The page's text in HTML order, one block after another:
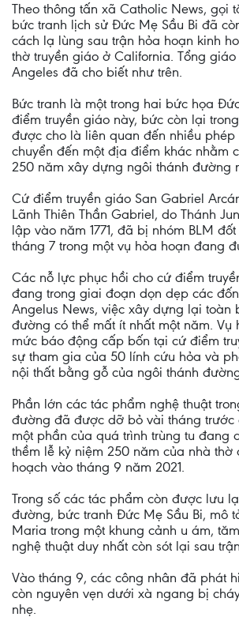
Theo thông tấn xã Catholic News, gọi
bức tranh lịch sử Đức Mẹ Sầu Bi đã
cách lạ lùng sau trận hỏa hoạn kinh
thờ truyền giáo ở California. Tổng giáo
Angeles đã cho biết như trên.
Bức tranh là một trong hai bức họa
điểm truyền giáo này, bức còn lại
được cho là liên quan đến nhiều
chuyển đến một địa điểm khác nhằm
250 năm xây dựng ngôi thánh đường
Cứ điểm truyền giáo San Gabriel
Lãnh Thiên Thần Gabriel, do Thánh
lập vào năm 1771, đã bị nhóm BLM đốt
tháng 7 trong một vụ hỏa hoạn đang
Các nỗ lực phục hồi cho cứ điểm
đang trong giai đoạn dọn dẹp các
Angelus News, việc xây dựng lại toàn
đường có thể mất ít nhất một năm. Vụ
mức báo động cấp bốn tại cứ điểm
sự tham gia của 50 lính cứu hỏa và
nội thất bằng gỗ của ngôi thánh
Phần lớn các tác phẩm nghệ thuật
đường đã được dỡ bỏ vài tháng trước
một phần của quá trình trùng tu đang
thềm lễ kỷ niệm 250 năm của nhà thờ
hoạch vào tháng 9 năm 2021.
Trong số các tác phẩm còn được lưu
đường, bức tranh Đức Mẹ Sầu Bi, mô
Maria trong một khung cảnh u ám,
nghệ thuật duy nhất còn sót lại sau
Vào tháng 9, các công nhân đã phát
còn nguyên vẹn dưới xà ngang bị
nhẹ.